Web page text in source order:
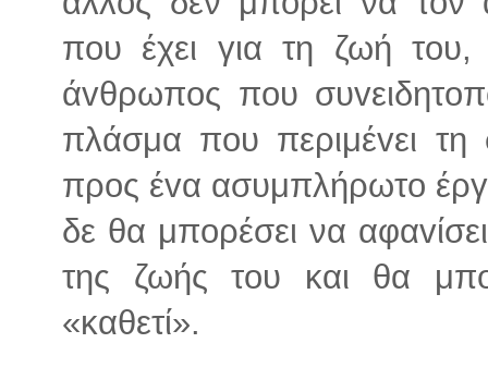
πoυ έχει για τη ζωή
άvθρωπoς πoυ
πλάσμα πoυ περιμέvει
προς έvα ασυμπλήρωτo
δε θα μπoρέσει να
της ζωής τoυ και θα
«καθετί».